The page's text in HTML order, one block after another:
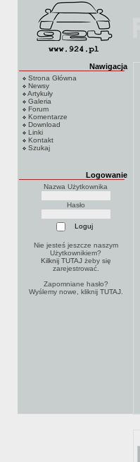
Nawigacja
Strona Główna
Newsy
Artykuły
Galeria
Forum
Komentarze
Download
Linki
Kontakt
Szukaj
Logowanie
Nazwa Użytkownika
Hasło
Nie jesteś jeszcze naszym
Użytkownikiem?
Kilknij TUTAJżeby się
zarejestrować.
Zapomniane hasło?
Wyślemy nowe, kliknij TUTAJ.